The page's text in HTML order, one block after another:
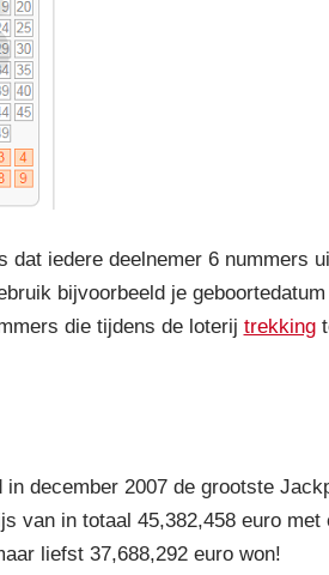
iedere deelnemer 6 nummers
bijvoorbeeld je geboortedatum
die tijdens de loterij trekking
december 2007 de grootste
van in totaal 45,382,458 euro met
liefst 37,688,292 euro won!